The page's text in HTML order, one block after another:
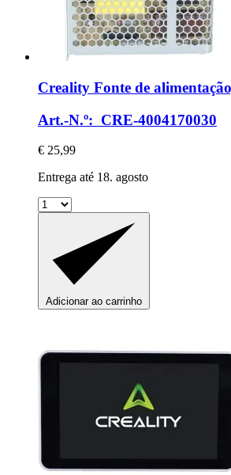
Creality Fonte de
Art.-N.º: CRE-4004170030
€ 25,99
Entrega até 18. agosto
Adicionar ao carrinho